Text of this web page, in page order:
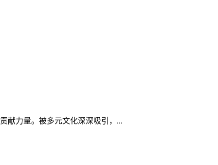
献力量。被多元文化深深吸引，...